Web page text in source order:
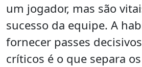
um jogador, mas são
sucesso da equipe. A
fornecer passes
críticos é o que separa